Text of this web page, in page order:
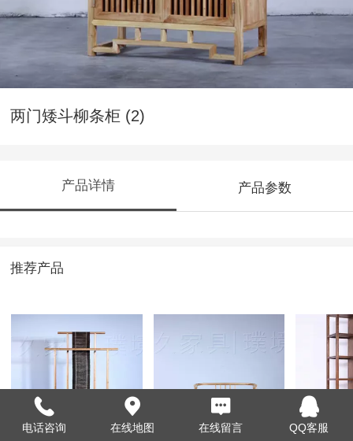
两门矮斗柳条柜 (2)
产品详情 产品参数
推荐产品
衣架 竖梳条
电话咨询 在线地图 在线留言 QQ客服